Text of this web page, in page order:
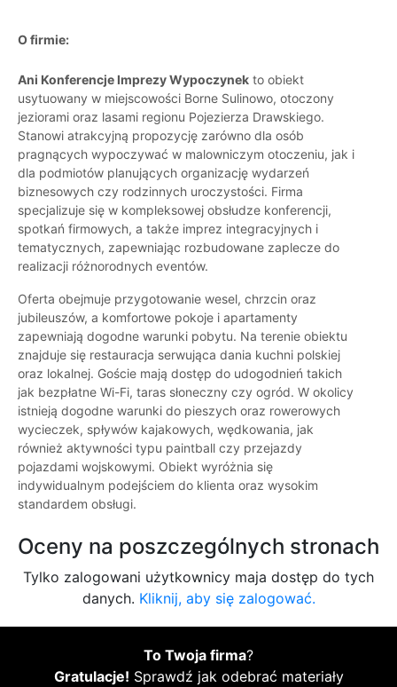
O firmie:
Ani Konferencje Imprezy Wypoczynek to obiekt
usytuowany w miejscowości Borne Sulinowo, otoczony
jeziorami oraz lasami regionu Pojezierza Drawskiego.
Stanowi atrakcyjną propozycję zarówno dla osób
pragnących wypoczywać w malowniczym otoczeniu, jak i
dla podmiotów planujących organizację wydarzeń
biznesowych czy rodzinnych uroczystości. Firma
specjalizuje się w kompleksowej obsłudze konferencji,
spotkań firmowych, a także imprez integracyjnych i
tematycznych, zapewniając rozbudowane zaplecze do
realizacji różnorodnych eventów.
Oferta obejmuje przygotowanie wesel, chrzcin oraz
jubileuszów, a komfortowe pokoje i apartamenty
zapewniają dogodne warunki pobytu. Na terenie obiektu
znajduje się restauracja serwująca dania kuchni polskiej
oraz lokalnej. Goście mają dostęp do udogodnień takich
jak bezpłatne Wi-Fi, taras słoneczny czy ogród. W okolicy
istnieją dogodne warunki do pieszych oraz rowerowych
wycieczek, spływów kajakowych, wędkowania, jak
również aktywności typu paintball czy przejazdy
pojazdami wojskowymi. Obiekt wyróżnia się
indywidualnym podejściem do klienta oraz wysokim
standardem obsługi.
Oceny na poszczególnych stronach
Tylko zalogowani użytkownicy maja dostęp do tych
danych. Kliknij, aby się zalogować.
To Twoja firma?
Gratulacje! Sprawdź jak odebrać materiały